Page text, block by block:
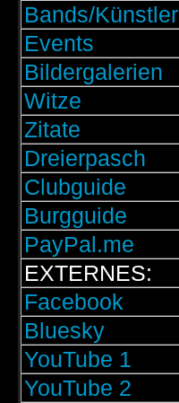
Bands/Künstler
Events
Bildergalerien
Witze
Zitate
Dreierpasch
Clubguide
Burgguide
PayPal.me
EXTERNES:
Facebook
Bluesky
YouTube 1
YouTube 2